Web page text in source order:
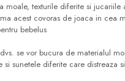
moale, texturile diferite si jucariile
acest covoras de joaca in cea
bebelus
se vor bucura de materialul
si sunetele diferite care distreaza